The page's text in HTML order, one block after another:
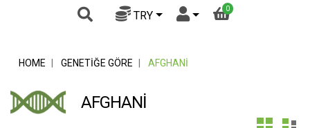
TRY
0
HOME GENETIĞE GÖRE AFGHANI
AFGHANI